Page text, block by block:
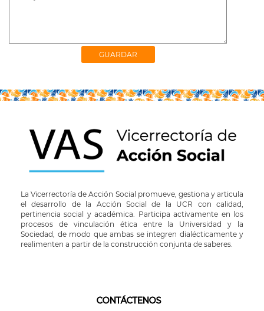
La Vicerrectoría de Acción Social promueve, gestiona y articula
el desarrollo de la Acción Social de la UCR con calidad,
pertinencia social y académica. Participa activamente en los
procesos de vinculación ética entre la Universidad y la
Sociedad, de modo que ambas se integren dialécticamente y
realimenten a partir de la construcción conjunta de saberes.
CONTÁCTENOS